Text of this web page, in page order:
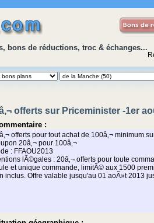
bons de réductions, troc & échanges...
offerts sur Priceminister -1er
: